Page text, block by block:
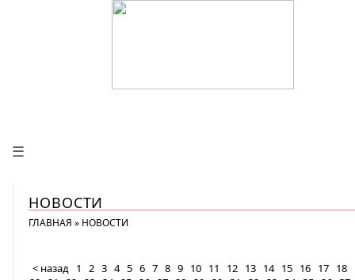
☰
НОВОСТИ
ГЛАВНАЯ » НОВОСТИ
< назад 1 2 3 4 5 6 7 8 9 10 11 12 13 14 15 16 17 18